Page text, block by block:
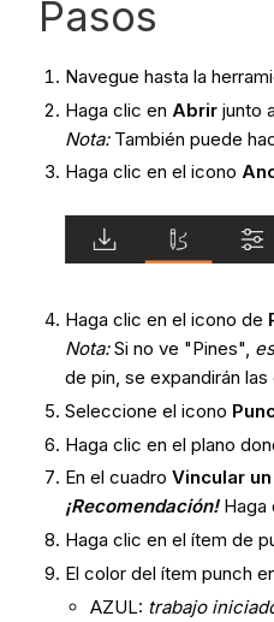
Pasos
Navegue hasta la
Haga clic en Abrir junto
Nota:También puede
Haga clic en el icono
Haga clic en el icono de
Nota:Si no ve "Pines",
de pin, se expandirán
Seleccione el icono
Haga clic en el plano
En el cuadroVincular
¡Recomendación!Haga
Haga clic en el ítem de
El color del ítem punch
AZUL: trabajo